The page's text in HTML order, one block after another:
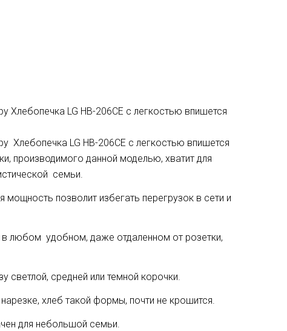
Хлебопечка LG HB-206CE с легкостью впишется
Хлебопечка LG HB-206CE с легкостью впишется
производимого данной моделью, хватит для
семьи.
позволит избегать перегрузок в сети и
любом удобном, даже отдаленном от розетки,
светлой, средней или темной корочки.
хлеб такой формы, почти не крошится.
для небольшой семьи.